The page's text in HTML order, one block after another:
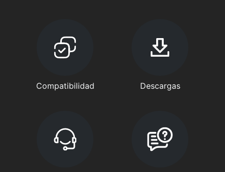
Compatibilidad Descargas